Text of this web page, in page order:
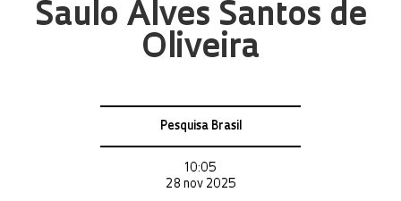
Saulo Alves Santos de
Oliveira
Pesquisa Brasil
10:05
28 nov 2025